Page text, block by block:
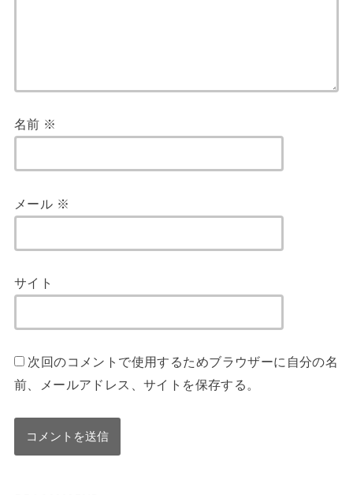
名前 ※
メール ※
サイト
次回のコメントで使用するためブラウザーに自分の名
前、メールアドレス、サイトを保存する。